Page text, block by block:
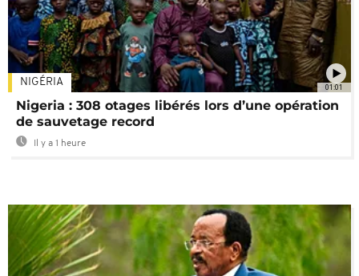
01:01
NIGÉRIA
Nigeria : 308 otages libérés lors d’une opération
de sauvetage record
Il y a 1 heure